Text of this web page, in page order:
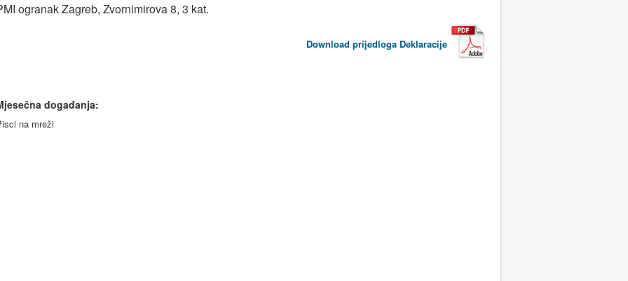
ogranak Zagreb, Zvornimirova 8, 3 kat.
Download prijedloga Deklaracije
događanja:
na mreži